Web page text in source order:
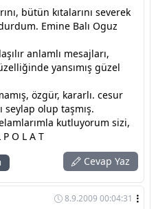
bütün kıtalarını severek
Emine Balı Oguz
anlamlı mesajları,
yansımış güzel
özgür, kararlı. cesur
seylap olup taşmış.
kutluyorum sizi,
O L A T
Cevap Yaz
8.9.2009 00:04:31